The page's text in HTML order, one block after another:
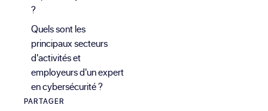
?
Quels sont les
principaux secteurs
d'activités et
employeurs d'un expert
en cybersécurité ?
PARTAGER